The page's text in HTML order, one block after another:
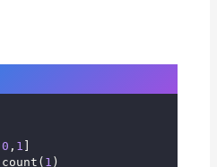
0 , 1
1 )